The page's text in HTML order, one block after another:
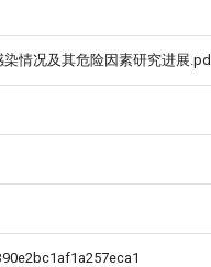
染情况及其危险因素研究进展